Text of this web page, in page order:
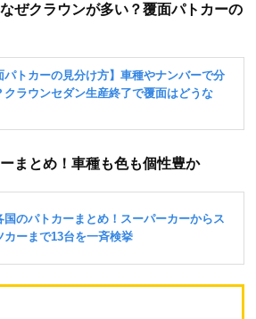
ぜクラウンが多い？覆面パトカーの
まとめ！車種も色も個性豊か